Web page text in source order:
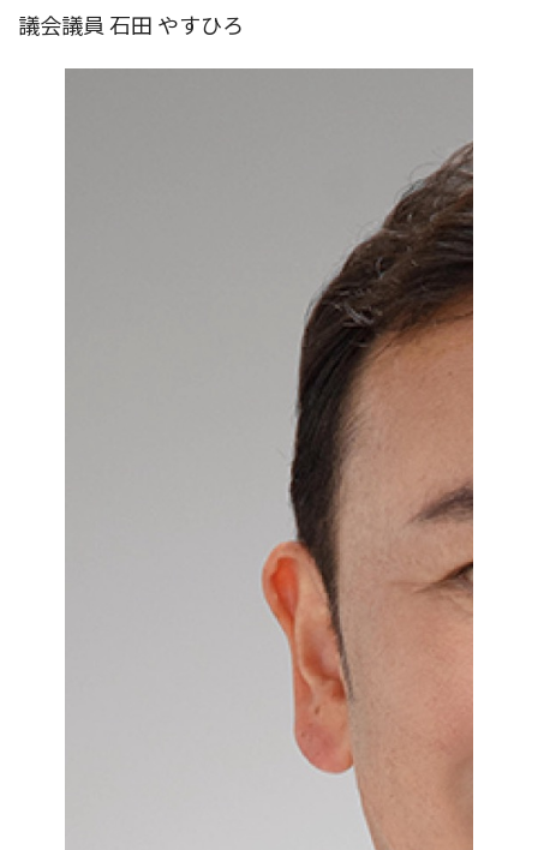
議会議員 石田 やすひろ